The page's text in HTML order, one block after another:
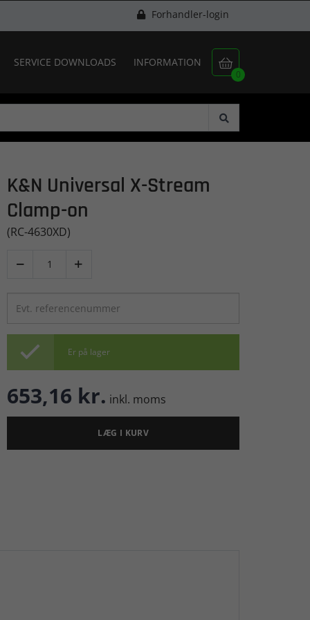
Forhandler-login

0
SERVICE DOWNLOADS INFORMATION
K&N Universal X-Stream
Clamp-on
(RC-4630XD)
 
 Er på lager
653,16 kr. inkl. moms
LÆG I KURV